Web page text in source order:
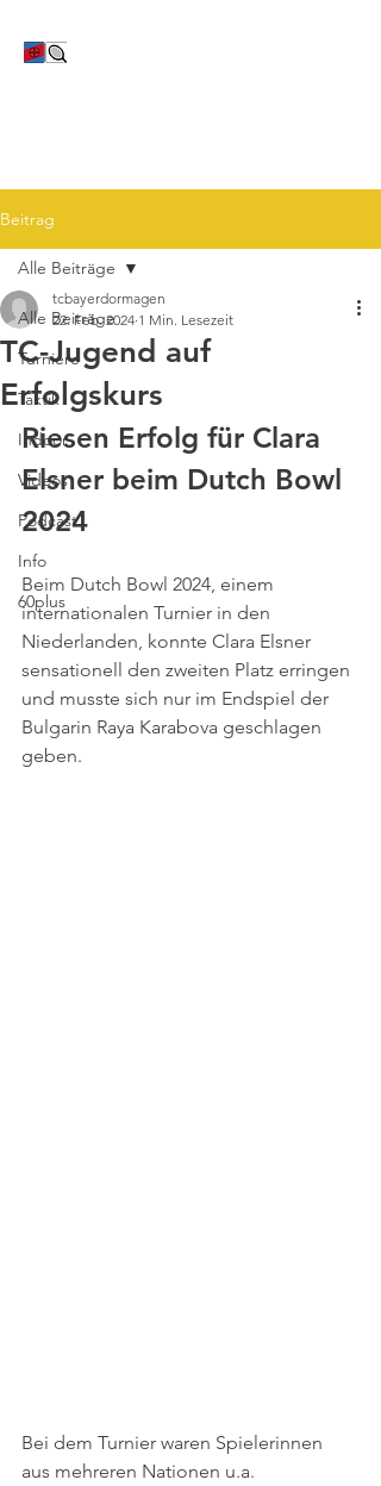
Beitrag
Alle Beiträge
Turniere
Taktik
Indoor
Videos
Podcast
Info
60plus
Alle Beiträge
TC-Jugend auf
Erfolgskurs
tcbayerdormagen
22. Feb. 2024 1 Min. Lesezeit
Riesen Erfolg für Clara
Elsner beim Dutch Bowl
2024
Beim Dutch Bowl 2024, einem
internationalen Turnier in den
Niederlanden, konnte Clara Elsner
sensationell den zweiten Platz erringen
und musste sich nur im Endspiel der
Bulgarin Raya Karabova geschlagen
geben.
Bei dem Turnier waren Spielerinnen
aus mehreren Nationen u.a.